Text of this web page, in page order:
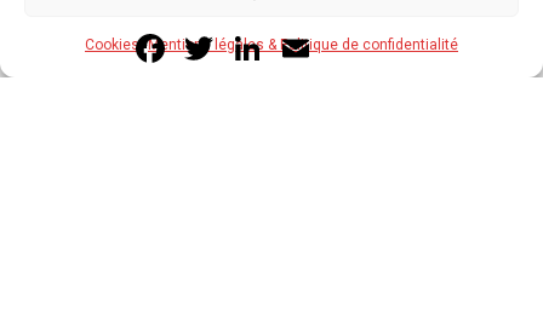
Cookies Mentions légales & Politique de confidentialité
FacebookTwitterLinkedInEmail